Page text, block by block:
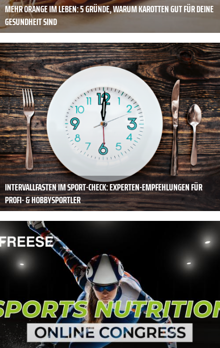
MEHR ORANGE IM LEBEN: 5 GRÜNDE, WARUM KAROTTEN GUT FÜR DEINE
GESUNDHEIT SIND
INTERVALLFASTEN IM SPORT-CHECK: EXPERTEN-EMPFEHLUNGEN FÜR
PROFI- & HOBBYSPORTLER